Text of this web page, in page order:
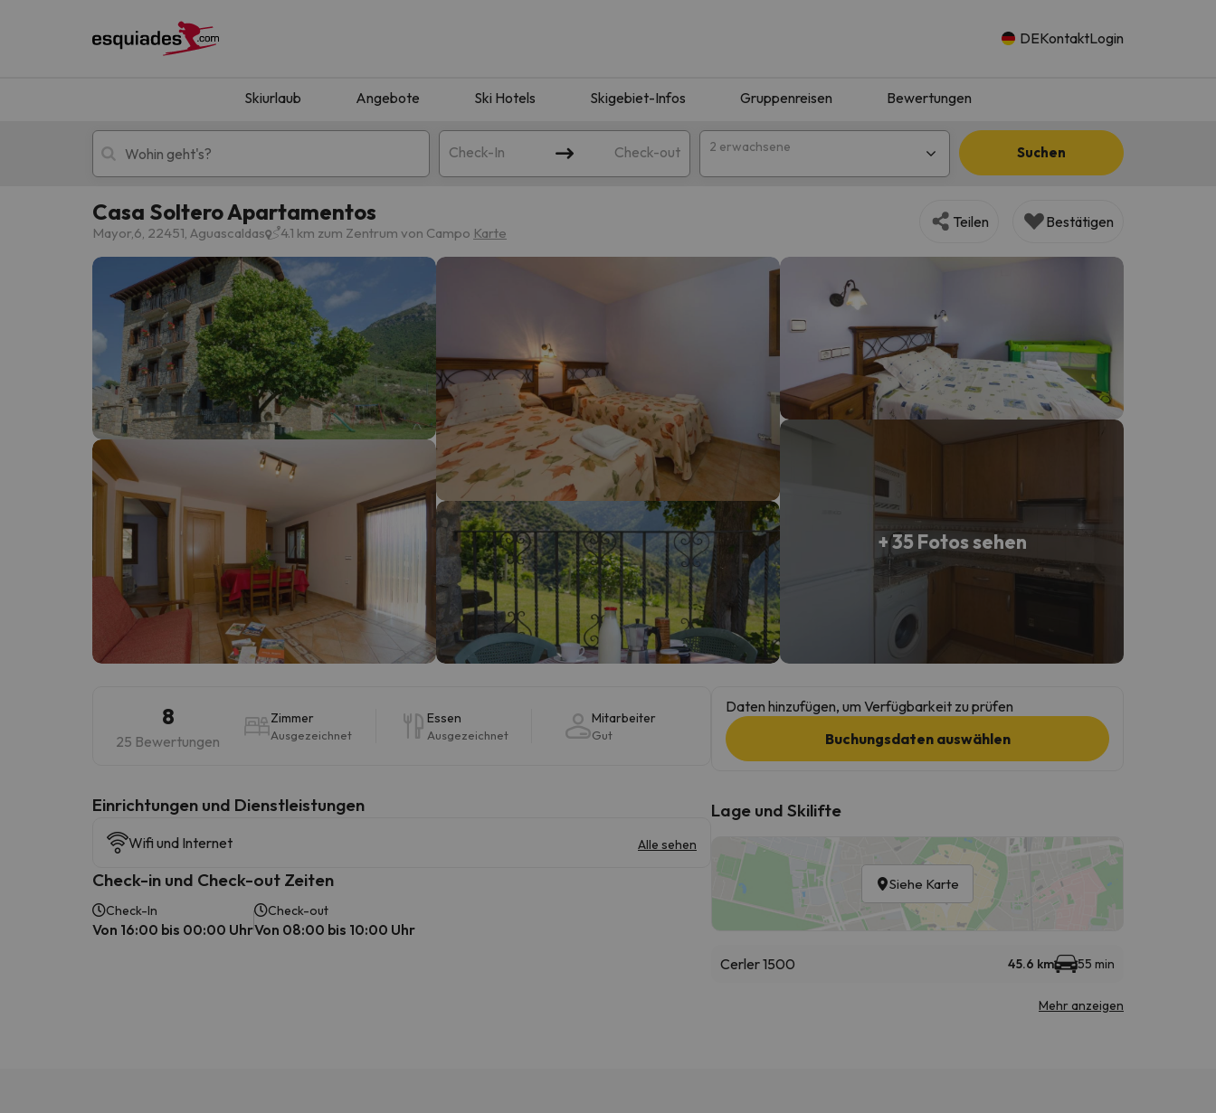
DEKontaktLogin
Skiurlaub Angebote Ski Hotels Skigebiet-Infos Gruppenreisen Bewertungen
Check-In Check-out 2 erwachsene Suchen
Skiurlaub Berghotels
Oops, wir haben keine Ergebnisse gefunden, die Ihrer Suche entsprechen. Versuchen Sie, das Ziel zu ändern.
Es sieht so aus, als hätte sich unser Sucher verirrt. Sobald er seinen Kompass gefunden hat, wird er zurück sein.
Casa Soltero Apartamentos
Mayor,6, 22451, Aguascaldas 4.1 km zum Zentrum von Campo Karte
Teilen Bestätigen
+ 35 Fotos sehen
8
25 Bewertungen
Zimmer
Ausgezeichnet
Essen
Ausgezeichnet
Mitarbeiter
Gut
​Einrichtungen und Dienstleistungen
Wifi und Internet Alle sehen
Check-in und Check-out Zeiten
Check-In
Von 16:00 bis 00:00 Uhr
Check-out
Von 08:00 bis 10:00 Uhr
Daten hinzufügen, um Verfügbarkeit zu prüfen
Buchungsdaten auswählen
Lage und Skilifte
Siehe Karte
Cerler 1500 45.6 km 55 min
Mehr anzeigen